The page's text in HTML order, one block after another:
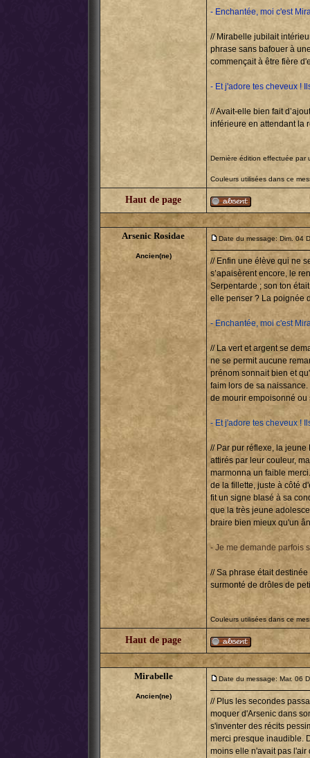
- Enchantée, moi c'est
// Mirabelle jubilait
phrase sans bafouer à
commençait à être fière
- Et j'adore tes cheveux !
// Avait-elle bien fait
inférieure en attendant la
Dernière édition effectuée par
Couleurs utilisées dans ce
Haut de page
Arsenic Rosidae
Ancien(ne)
Date du message: Dim. 04
// Enfin une élève qui ne
s’apaisèrent encore, le
Serpentarde ; son ton
elle penser ? La poignée
- Enchantée, moi c'est
// La vert et argent se
ne se permit aucune
prénom sonnait bien et
faim lors de sa
de mourir empoisonné ou
- Et j'adore tes cheveux !
// Par pur réflexe, la
attirés par leur couleur,
marmonna un faible
de la fillette, juste à côté
fit un signe blasé à sa
que la très jeune
braire bien mieux qu'un
- Je me demande parfois
// Sa phrase était
surmonté de drôles de
Couleurs utilisées dans ce
Haut de page
Mirabelle
Ancien(ne)
Date du message: Mar. 06
// Plus les secondes
moquer d'Arsenic dans
s'inventer des récits
merci presque inaudible.
moins elle n'avait pas l'air